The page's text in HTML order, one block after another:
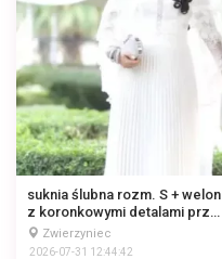
suknia ślubna rozm. S + welon
z koronkowymi detalami przy
dekolcie oraz plisowanym
dołem
Zwierzyniec
2026-07-31 12:44:42